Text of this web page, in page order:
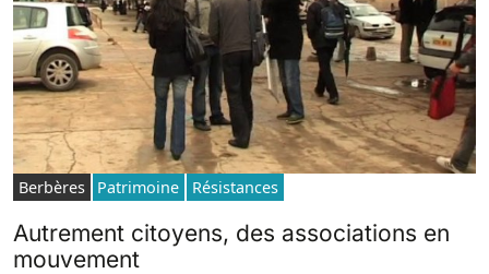
Berbères Patrimoine Résistances
Autrement citoyens, des associations en
mouvement